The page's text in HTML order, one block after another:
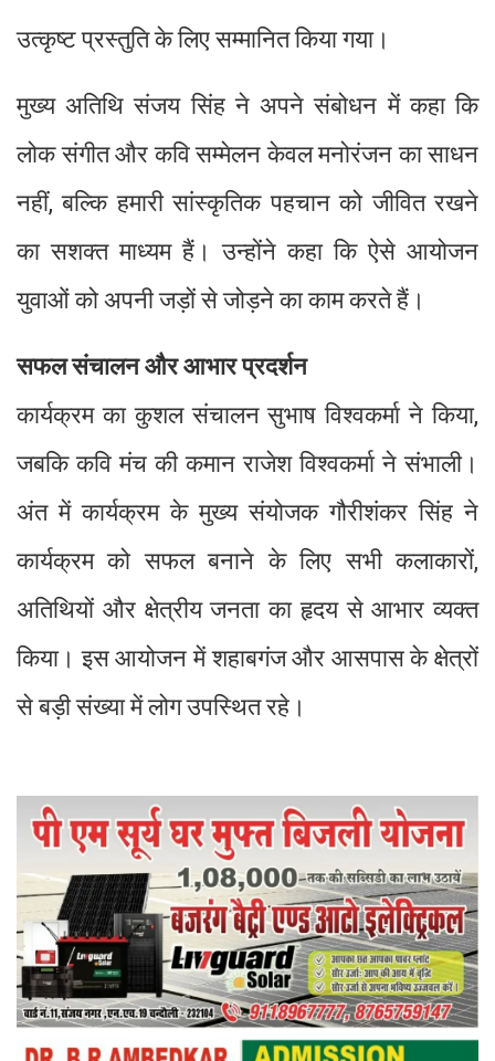
उत्कृष्ट प्रस्तुति के लिए सम्मानित किया गया।
मुख्य अतिथि संजय सिंह ने अपने संबोधन में कहा कि
लोक संगीत और कवि सम्मेलन केवल मनोरंजन का साधन
नहीं, बल्कि हमारी सांस्कृतिक पहचान को जीवित रखने
का सशक्त माध्यम हैं। उन्होंने कहा कि ऐसे आयोजन
युवाओं को अपनी जड़ों से जोड़ने का काम करते हैं।
सफल संचालन और आभार प्रदर्शन
कार्यक्रम का कुशल संचालन सुभाष विश्वकर्मा ने किया,
जबकि कवि मंच की कमान राजेश विश्वकर्मा ने संभाली।
अंत में कार्यक्रम के मुख्य संयोजक गौरीशंकर सिंह ने
कार्यक्रम को सफल बनाने के लिए सभी कलाकारों,
अतिथियों और क्षेत्रीय जनता का हृदय से आभार व्यक्त
किया। इस आयोजन में शहाबगंज और आसपास के क्षेत्रों
से बड़ी संख्या में लोग उपस्थित रहे।